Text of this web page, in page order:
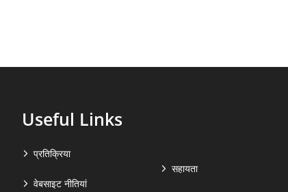
Useful Links
प्रतिक्रिया
वेबसाइट नीतियां
सहायता